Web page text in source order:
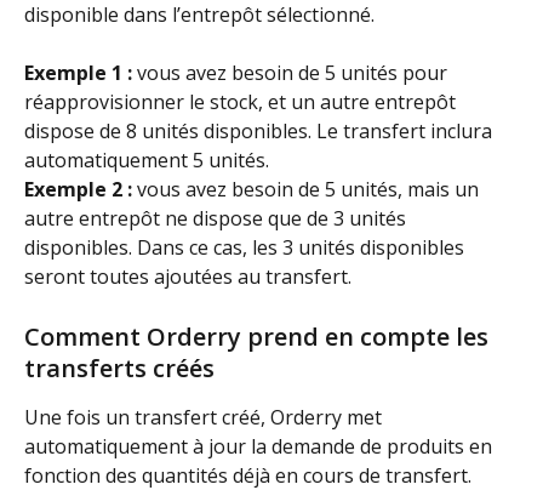
disponible dans l’entrepôt sélectionné.
Exemple 1 : vous avez besoin de 5 unités pour
réapprovisionner le stock, et un autre entrepôt
dispose de 8 unités disponibles. Le transfert inclura
automatiquement 5 unités.
Exemple 2 : vous avez besoin de 5 unités, mais un
autre entrepôt ne dispose que de 3 unités
disponibles. Dans ce cas, les 3 unités disponibles
seront toutes ajoutées au transfert.
Comment Orderry prend en compte les
transferts créés
Une fois un transfert créé, Orderry met
automatiquement à jour la demande de produits en
fonction des quantités déjà en cours de transfert.